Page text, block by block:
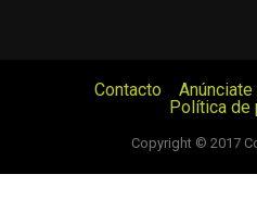
Contacto
Política de
Copyright © 2017